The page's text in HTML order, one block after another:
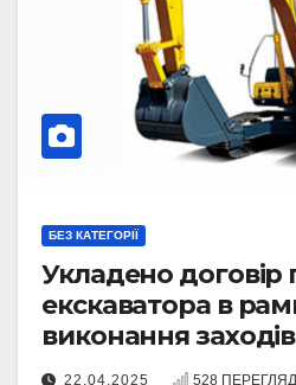
БЕЗ КАТЕГОРІЇ
Укладено договір
екскаватора в
виконання
AdaptWater
22.04.2025 528